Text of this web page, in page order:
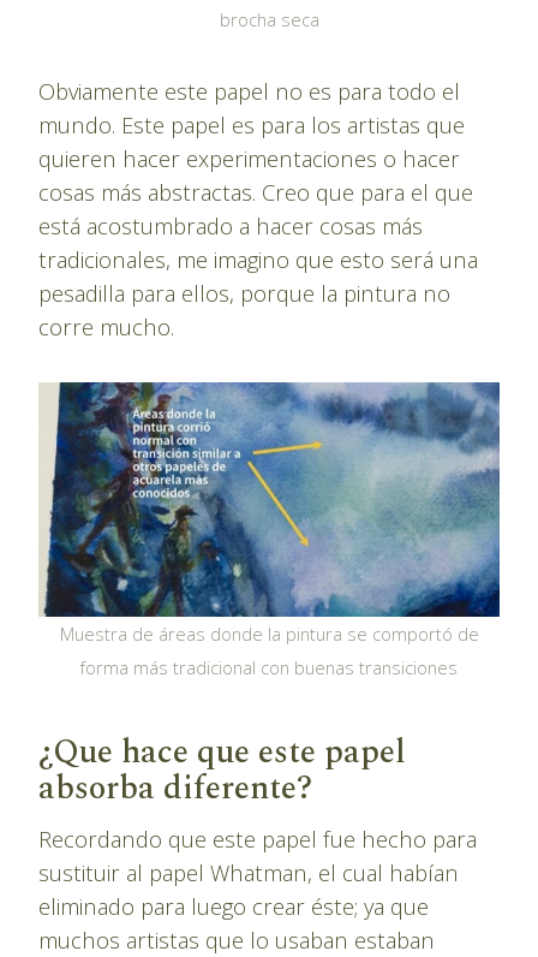
brocha seca
Obviamente este papel no es para todo el
mundo. Este papel es para los artistas que
quieren hacer experimentaciones o hacer
cosas más abstractas. Creo que para el que
está acostumbrado a hacer cosas más
tradicionales, me imagino que esto será una
pesadilla para ellos, porque la pintura no
corre mucho.
Muestra de áreas donde la pintura se comportó de
forma más tradicional con buenas transiciones
¿Que hace que este papel
absorba diferente?
Recordando que este papel fue hecho para
sustituir al papel Whatman, el cual habían
eliminado para luego crear éste; ya que
muchos artistas que lo usaban estaban